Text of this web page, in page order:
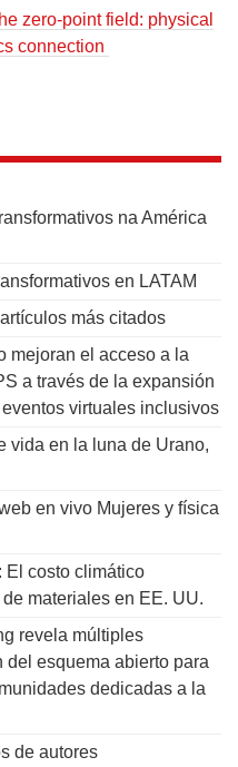
zero-point field: physical
connection
na América
en LATAM
más citados
mejoran el acceso a la
a través de la expansión
virtuales inclusivos
vida en la luna de Urano,
en vivo Mujeres y física
El costo climático
materiales en EE. UU.
revela múltiples
esquema abierto para
dedicadas a la
de autores